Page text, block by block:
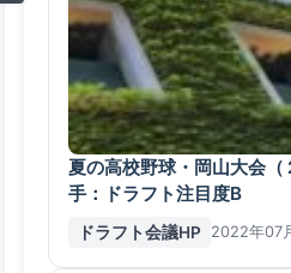
夏の高校野球・岡山大会（
手：ドラフト注目度B
ドラフト会議HP 2022年07